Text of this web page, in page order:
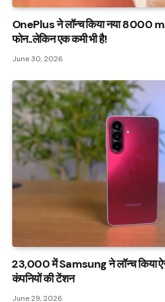
OnePlus ने लॉन्च किया नया 8000
फोन..लेकिन एक कमी भी है!
June 30, 2026
₹23,000 में Samsung ने लॉन्च किया
कंपनियों की टेंशन
June 29, 2026